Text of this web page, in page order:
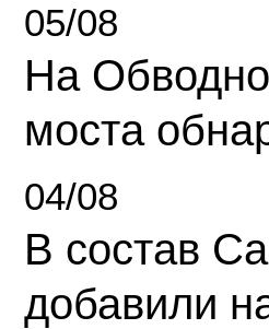
05/08
На
моста
04/08
В состав
добавили